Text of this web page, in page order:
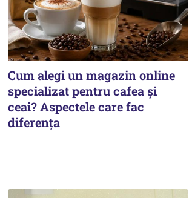
Cum alegi un magazin online
specializat pentru cafea și
ceai? Aspectele care fac
diferența